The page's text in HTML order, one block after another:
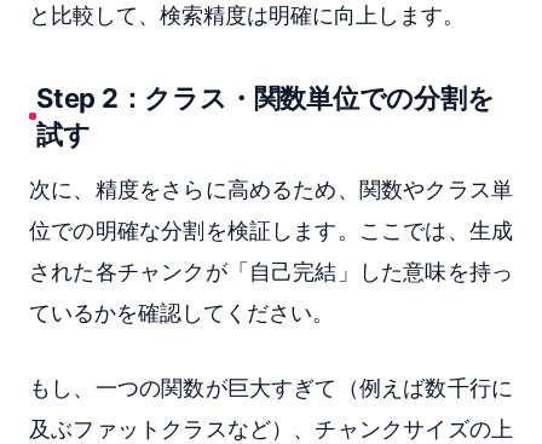
と比較して、検索精度は明確に向上します。
Step 2：クラス・関数単位での分割を
試す
次に、精度をさらに高めるため、関数やクラス単
位での明確な分割を検証します。ここでは、生成
された各チャンクが「自己完結」した意味を持っ
ているかを確認してください。
もし、一つの関数が巨大すぎて（例えば数千行に
及ぶファットクラスなど）、チャンクサイズの上